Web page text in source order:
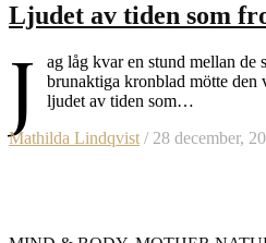
Ljudet av tiden som
J
ag låg kvar en stund mellan de
brunaktiga kronblad mötte den
ljudet av tiden som…
Mathilda Lindqvist / 28 december,